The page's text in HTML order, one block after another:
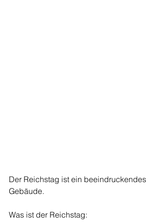
Der Reichstag ist ein beeindruckendes
Gebäude.
Was ist der Reichstag: